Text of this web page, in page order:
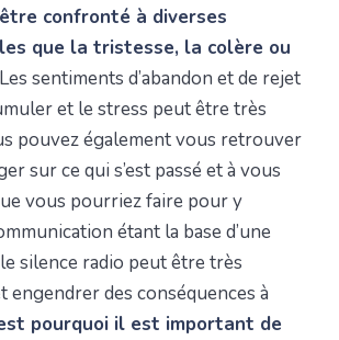
confronté à diverses
que la tristesse, la colère ou
Les sentiments d’abandon et de rejet
et le stress peut être très
pouvez également vous retrouver
sur ce qui s’est passé et à vous
vous pourriez faire pour y
étant la base d’une
silence radio peut être très
engendrer des conséquences à
pourquoi il est important de